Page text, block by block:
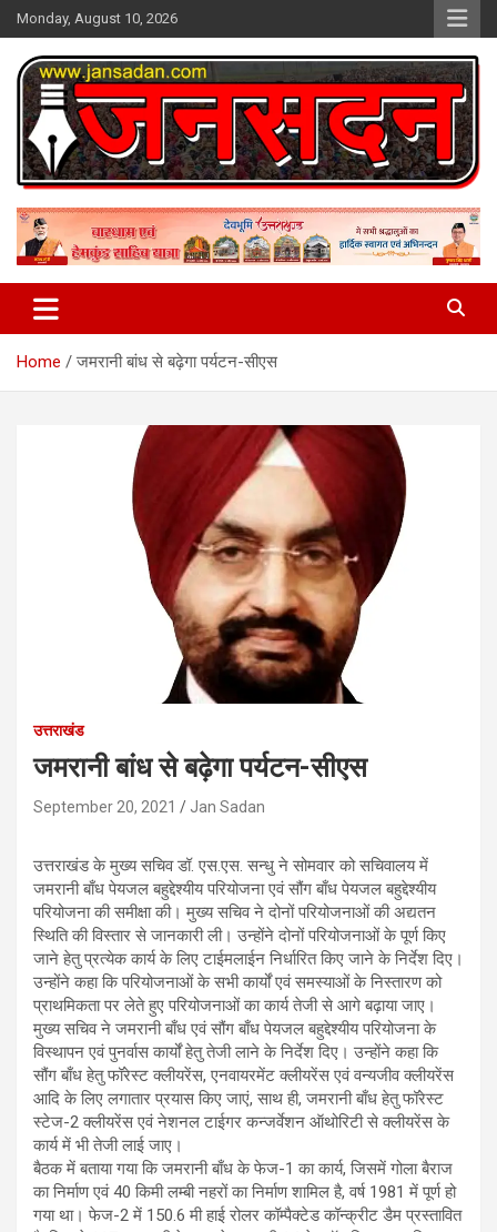
Skip
to
content
Monday, August 10, 2026
Jan Sadan
Home जमरानी बांध से बढ़ेगा पर्यटन-सीएस
उत्तराखंड
जमरानी बांध से बढ़ेगा पर्यटन-सीएस
September 20, 2021 Jan Sadan
उत्तराखंड के मुख्य सचिव डॉ. एस.एस. सन्धु ने सोमवार को सचिवालय में
जमरानी बाँध पेयजल बहुद्देश्यीय परियोजना एवं सौंग बाँध पेयजल बहुद्देश्यीय
परियोजना की समीक्षा की। मुख्य सचिव ने दोनों परियोजनाओं की अद्यतन
स्थिति की विस्तार से जानकारी ली। उन्होंने दोनों परियोजनाओं के पूर्ण किए
जाने हेतु प्रत्येक कार्य के लिए टाईमलाईन निर्धारित किए जाने के निर्देश दिए।
उन्होंने कहा कि परियोजनाओं के सभी कार्यों एवं समस्याओं के निस्तारण को
प्राथमिकता पर लेते हुए परियोजनाओं का कार्य तेजी से आगे बढ़ाया जाए।
मुख्य सचिव ने जमरानी बाँध एवं सौंग बाँध पेयजल बहुद्देश्यीय परियोजना के
विस्थापन एवं पुनर्वास कार्यों हेतु तेजी लाने के निर्देश दिए। उन्होंने कहा कि
सौंग बाँध हेतु फॉरेस्ट क्लीयरेंस, एनवायरमेंट क्लीयरेंस एवं वन्यजीव क्लीयरेंस
आदि के लिए लगातार प्रयास किए जाएं, साथ ही, जमरानी बाँध हेतु फॉरेस्ट
स्टेज-2 क्लीयरेंस एवं नेशनल टाईगर कन्जर्वेशन ऑथोरिटी से क्लीयरेंस के
कार्य में भी तेजी लाई जाए।
बैठक में बताया गया कि जमरानी बाँध के फेज-1 का कार्य, जिसमें गोला बैराज
का निर्माण एवं 40 किमी लम्बी नहरों का निर्माण शामिल है, वर्ष 1981 में पूर्ण हो
गया था। फेज-2 में 150.6 मी हाई रोलर कॉम्पैक्टेड कॉन्क्रीट डैम प्रस्तावित